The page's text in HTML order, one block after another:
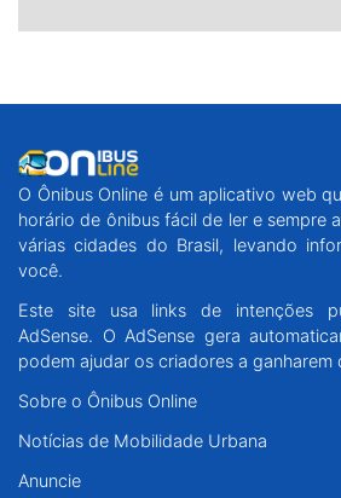
O Ônibus Online é um aplicativo web
horário de ônibus fácil de ler e sempre
várias cidades do Brasil, levando
você.
Este site usa links de intenções
AdSense. O AdSense gera
podem ajudar os criadores a ganharem
Sobre o Ônibus Online
Notícias de Mobilidade Urbana
Anuncie